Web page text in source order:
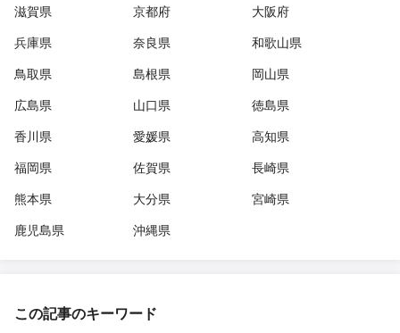
滋賀県
京都府
大阪府
兵庫県
奈良県
和歌山県
鳥取県
島根県
岡山県
広島県
山口県
徳島県
香川県
愛媛県
高知県
福岡県
佐賀県
長崎県
熊本県
大分県
宮崎県
鹿児島県
沖縄県
この記事のキーワード